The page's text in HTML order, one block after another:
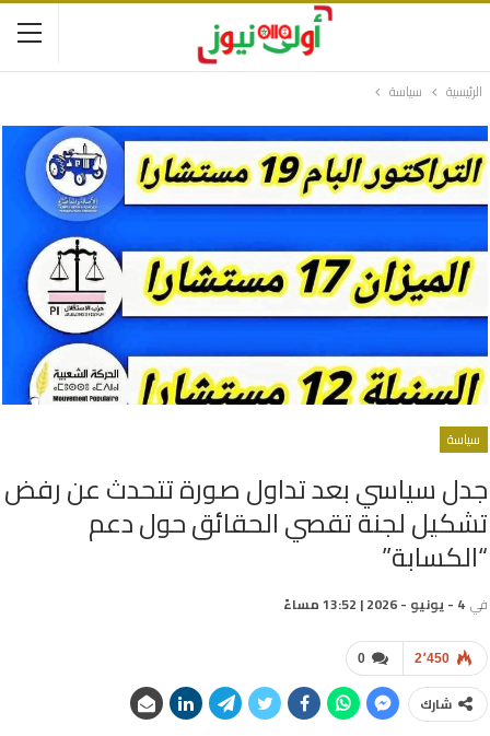
الرئيسية سياسة
سياسة
جدل سياسي بعد تداول صورة تتحدث عن رفض
تشكيل لجنة تقصي الحقائق حول دعم
“الكسابة”
في 4 - يونيو - 2026 | 13:52 مساءً
0 2٬450
شارك